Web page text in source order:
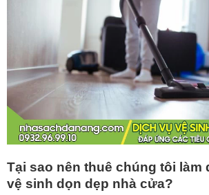
Tại sao nên thuê chúng tôi làm
vệ sinh dọn dẹp nhà cửa?